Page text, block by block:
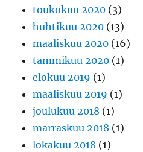
toukokuu 2020 (3)
huhtikuu 2020 (13)
maaliskuu 2020 (16)
tammikuu 2020 (1)
elokuu 2019 (1)
maaliskuu 2019 (1)
joulukuu 2018 (1)
marraskuu 2018 (1)
lokakuu 2018 (1)